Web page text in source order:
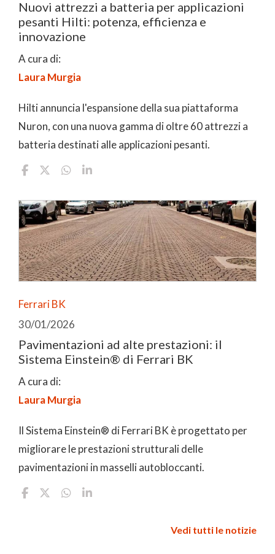
Nuovi attrezzi a batteria per applicazioni
pesanti Hilti: potenza, efficienza e
innovazione
A cura di:
Laura Murgia
Hilti annuncia l'espansione della sua piattaforma
Nuron, con una nuova gamma di oltre 60 attrezzi a
batteria destinati alle applicazioni pesanti.
Ferrari BK
30/01/2026
Pavimentazioni ad alte prestazioni: il
Sistema Einstein® di Ferrari BK
A cura di:
Laura Murgia
Il Sistema Einstein® di Ferrari BK è progettato per
migliorare le prestazioni strutturali delle
pavimentazioni in masselli autobloccanti.
Vedi tutti le notizie